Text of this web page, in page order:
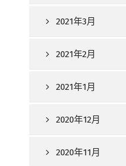
2021年3月
2021年2月
2021年1月
2020年12月
2020年11月